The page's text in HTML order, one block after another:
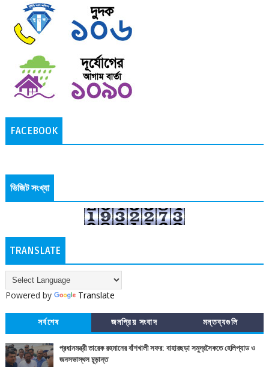
FACEBOOK
ভিজিট সংখ্যা
TRANSLATE
Powered by Translate
সর্বশেষ জনপ্রিয় সংবাদ মন্তব্যগুলি
প্রধানমন্ত্রী তারেক রহমানের বাঁশখালী সফর: বাহারছড়া সমুদ্রসৈকতে হেলিপ্যাড ও
জনসভাস্থল চূড়ান্ত